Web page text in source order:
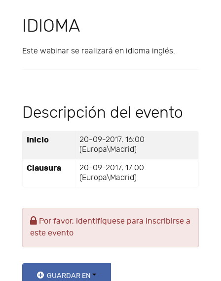
IDIOMA
Este webinar se realizará en idioma inglés.
Descripción del evento
Inicio
20-09-2017, 16:00
(Europa\Madrid)
Clausura
20-09-2017, 17:00
(Europa\Madrid)
Por favor, identifíquese para inscribirse a
este evento
GUARDAR EN